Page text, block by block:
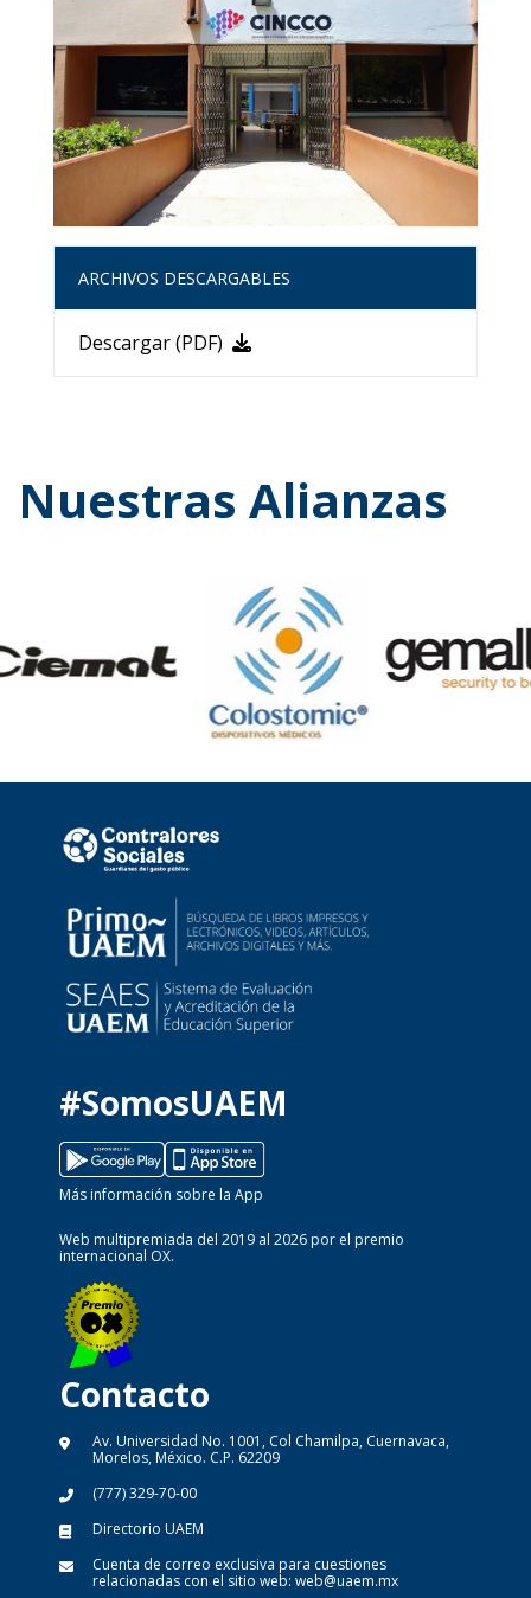
ARCHIVOS DESCARGABLES
Descargar (PDF)
Nuestras Alianzas
#SomosUAEM
Más información sobre la App
Web multipremiada del 2019 al 2026 por el premio
internacional OX.
Contacto
Av. Universidad No. 1001, Col Chamilpa, Cuernavaca,
Morelos, México. C.P. 62209
(777) 329-70-00
Directorio UAEM
Cuenta de correo exclusiva para cuestiones
relacionadas con el sitio web: web@uaem.mx